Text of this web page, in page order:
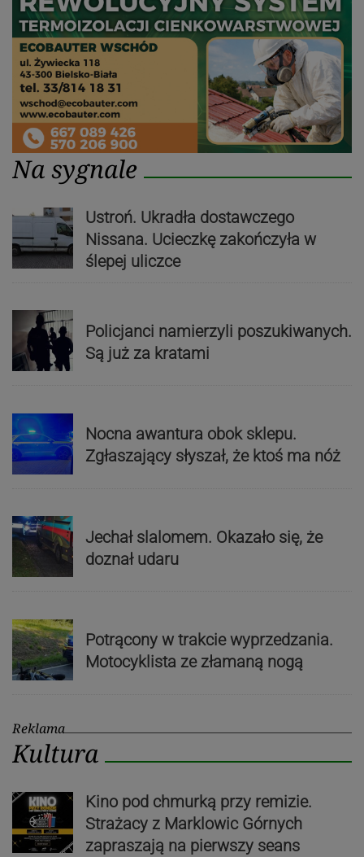
Na sygnale
Ustroń. Ukradła dostawczego
Nissana. Ucieczkę zakończyła w
ślepej uliczce
Policjanci namierzyli poszukiwanych.
Są już za kratami
Nocna awantura obok sklepu.
Zgłaszający słyszał, że ktoś ma nóż
Jechał slalomem. Okazało się, że
doznał udaru
Potrącony w trakcie wyprzedzania.
Motocyklista ze złamaną nogą
Reklama
Kultura
Kino pod chmurką przy remizie.
Strażacy z Marklowic Górnych
zapraszają na pierwszy seans